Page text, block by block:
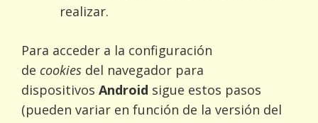
realizar.
Para acceder a la configuración
de cookies del navegador para
dispositivos Android sigue estos pasos
(pueden variar en función de la versión del